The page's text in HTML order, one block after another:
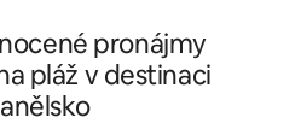
pronájmy
pláž v destinaci